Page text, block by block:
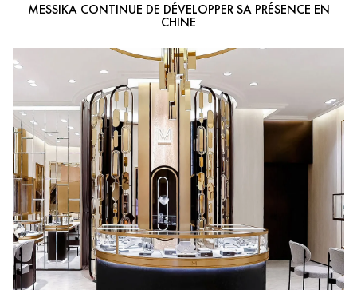
MESSIKA CONTINUE DE DÉVELOPPER SA PRÉSENCE EN
CHINE